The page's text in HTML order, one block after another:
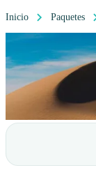
Inicio Paquetes